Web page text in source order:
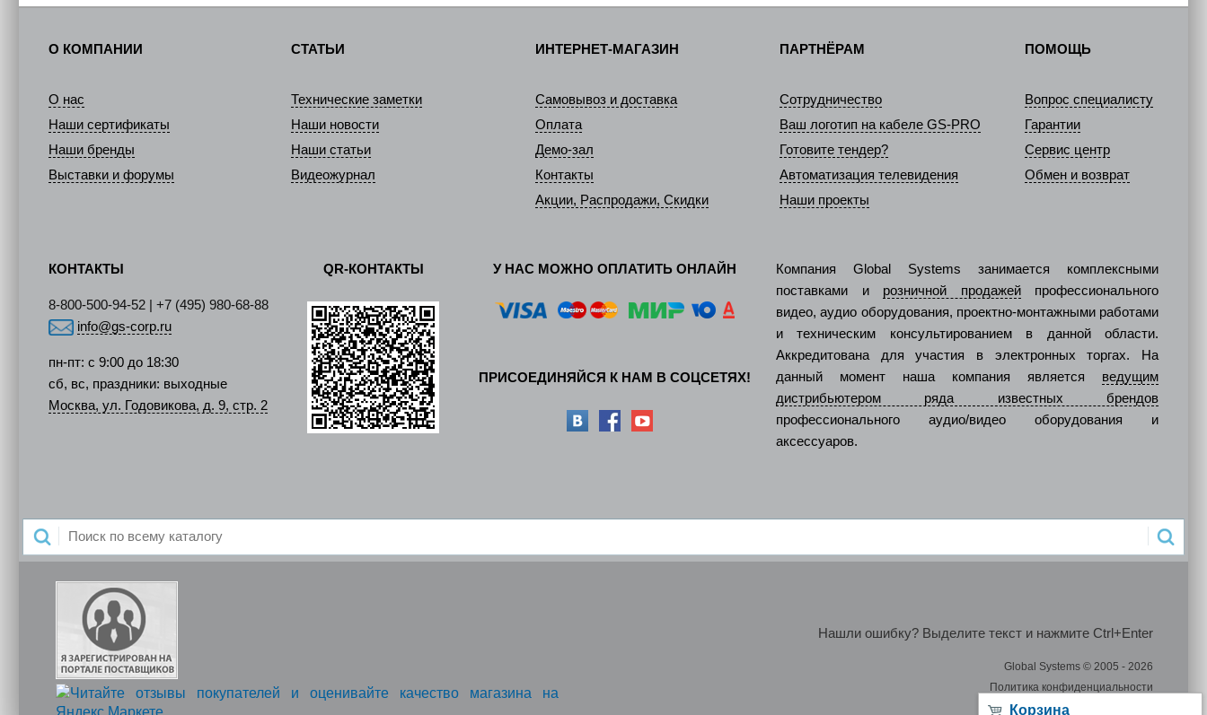
Корзина
О КОМПАНИИ
О нас
Наши сертификаты
Наши бренды
Выставки и форумы
СТАТЬИ
Технические заметки
Наши новости
Наши статьи
Видеожурнал
ИНТЕРНЕТ-МАГАЗИН
Самовывоз и доставка
Оплата
Демо-зал
Контакты
Акции, Распродажи, Скидки
ПАРТНЁРАМ
Сотрудничество
Ваш логотип на кабеле GS-PRO
Готовите тендер?
Автоматизация телевидения
Наши проекты
ПОМОЩЬ
Вопрос специалисту
Гарантии
Сервис центр
Обмен и возврат
КОНТАКТЫ
8-800-500-94-52 | +7 (495) 980-68-88
info@gs-corp.ru
пн-пт: с 9:00 до 18:30
сб, вс, праздники: выходные
Москва, ул. Годовикова, д. 9, стр. 2
QR-КОНТАКТЫ У НАС МОЖНО ОПЛАТИТЬ ОНЛАЙН
ПРИСОЕДИНЯЙСЯ К НАМ В СОЦСЕТЯХ!
Компания Global Systems занимается комплексными
поставками и розничной продажейпрофессионального
видео, аудио оборудования, проектно-монтажными работами
и техническим консультированием в данной области.
Аккредитована для участия в электронных торгах. На
данный момент наша компания является ведущим
дистрибьютером ряда известных брендов
профессионального аудио/видео оборудования и
аксессуаров.
Нашли ошибку? Выделите текст и нажмите Ctrl+Enter
Global Systems © 2005 - 2026
Политика конфиденциальности